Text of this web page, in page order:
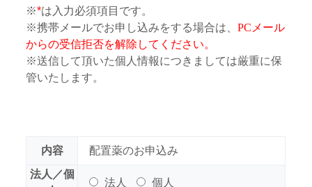
※*は入力必須項目です。
※携帯メールでお申し込みをする場合は、PCメール
からの受信拒否を解除してください。
※送信して頂いた個人情報につきましては厳重に保
管いたします。
内容
配置薬のお申込み
法人／個
法人 個人